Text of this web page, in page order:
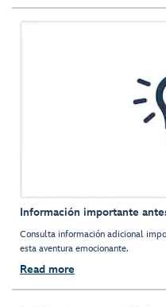
Información importante
Consulta información adicional
esta aventura emocionante.
Read more